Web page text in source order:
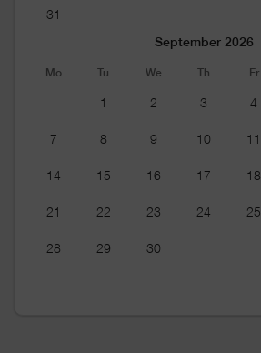
31
September 2026
Mo Tu We Th Fr
1 2 3 4
7 8 9 10 11
14 15 16 17 18
21 22 23 24 25
28 29 30